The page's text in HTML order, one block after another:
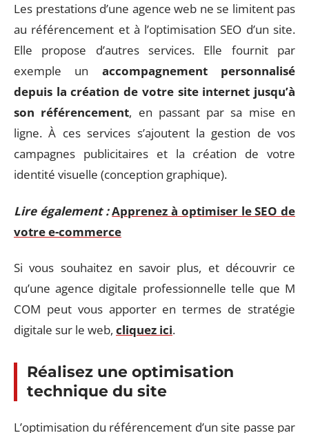
Les prestations d’une agence web ne se limitent pas
au référencement et à l’optimisation SEO d’un site.
Elle propose d’autres services. Elle fournit par
exemple un accompagnement personnalisé
depuis la création de votre site internet jusqu’à
son référencement, en passant par sa mise en
ligne. À ces services s’ajoutent la gestion de vos
campagnes publicitaires et la création de votre
identité visuelle (conception graphique).
Lire également : Apprenez à optimiser le SEO de
votre e-commerce
Si vous souhaitez en savoir plus, et découvrir ce
qu’une agence digitale professionnelle telle que M
COM peut vous apporter en termes de stratégie
digitale sur le web, cliquez ici.
Réalisez une optimisation
technique du site
L’optimisation du référencement d’un site passe par